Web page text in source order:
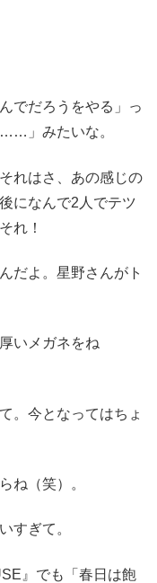
でだろうをやる」っ
」みたいな。
れはさ、あの感じの
になんで2人でテツ
れ！
だよ。星野さんがト
いメガネをね
。今となってはちょ
ね（笑）。
すぎて。
』でも「春日は飽